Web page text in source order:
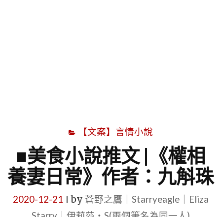
【文案】言情小說
■美食小說推文 |《權相
養妻日常》作者：九斛珠
2020-12-21 by 蒼野之鷹｜Starryeagle｜Eliza